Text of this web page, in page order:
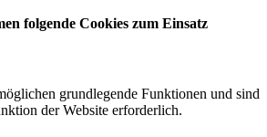
folgende Cookies zum Einsatz
grundlegende Funktionen und sind
der Website erforderlich.